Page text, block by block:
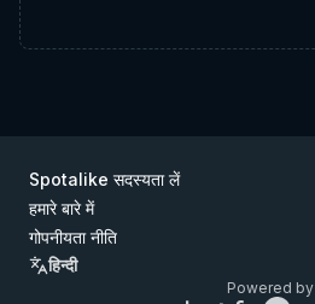
Spotalike सदस्यता लें
हमारे बारे में
गोपनीयता नीति
हिन्दी
Powered by